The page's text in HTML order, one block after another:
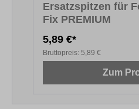
Ersatzspitzen für
Fix PREMIUM
5,89 €*
Bruttopreis: 5,89 €
Zum